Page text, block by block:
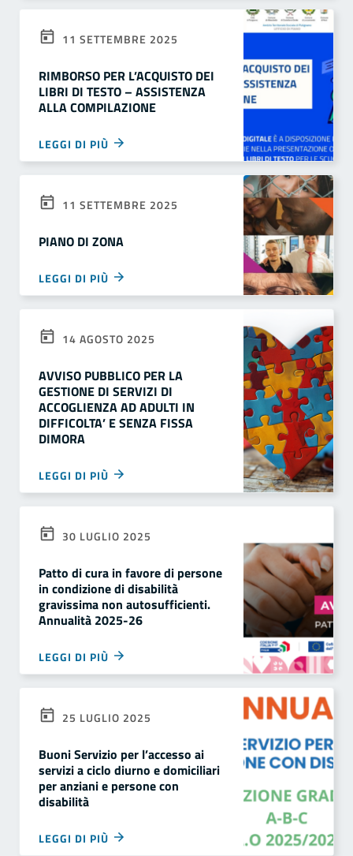
11 SETTEMBRE 2025
RIMBORSO PER L’ACQUISTO DEI
LIBRI DI TESTO – ASSISTENZA
ALLA COMPILAZIONE
LEGGI DI PIÙ
11 SETTEMBRE 2025
PIANO DI ZONA
LEGGI DI PIÙ
14 AGOSTO 2025
AVVISO PUBBLICO PER LA
GESTIONE DI SERVIZI DI
ACCOGLIENZA AD ADULTI IN
DIFFICOLTA’ E SENZA FISSA
DIMORA
LEGGI DI PIÙ
30 LUGLIO 2025
Patto di cura in favore di persone
in condizione di disabilità
gravissima non autosufficienti.
Annualità 2025-26
LEGGI DI PIÙ
25 LUGLIO 2025
Buoni Servizio per l’accesso ai
servizi a ciclo diurno e domiciliari
per anziani e persone con
disabilità
LEGGI DI PIÙ